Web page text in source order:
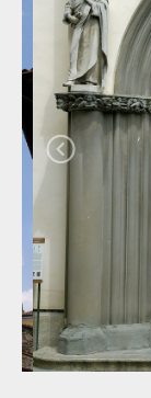
ACCUEIL
BÉNÉVOLES
CONTACTS
PRESS